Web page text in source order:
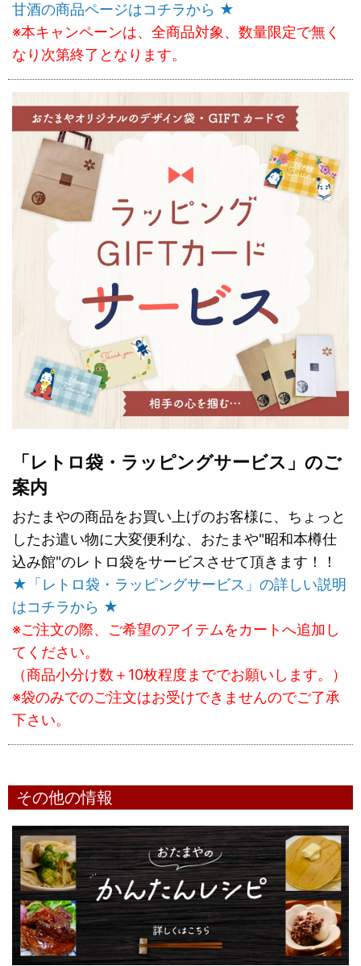
甘酒の商品ページはコチラから ★
※本キャンペーンは、全商品対象、数量限定で無く
なり次第終了となります。
「レトロ袋・ラッピングサービス」のご
案内
おたまやの商品をお買い上げのお客様に、ちょっと
したお遣い物に大変便利な、おたまや"昭和本樽仕
込み館"のレトロ袋をサービスさせて頂きます！！
★「レトロ袋・ラッピングサービス」の詳しい説明
はコチラから ★
※ご注文の際、ご希望のアイテムをカートへ追加し
てください。
（商品小分け数＋10枚程度まででお願いします。）
※袋のみでのご注文はお受けできませんのでご了承
下さい。
その他の情報